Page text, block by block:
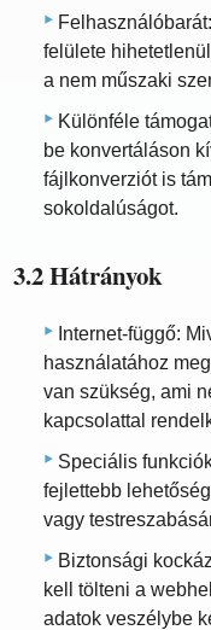
felülete
a nem műszaki
Különféle
be konvertáláson
fájlkonverziót is
sokoldalúságot.
3.2 Hátrányok
Internet-függő:
használatához
van szükség, ami
kapcsolattal
Speciális
fejlettebb
vagy
Biztonsági
kell tölteni a
adatok veszélybe